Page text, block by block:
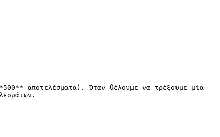
αποτελέσματα). Όταν θέλουμε να τρέξουμε μία